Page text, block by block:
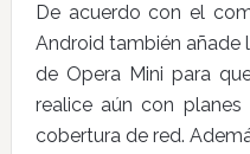
De acuerdo con el
Android también añade
de Opera Mini para
realice aún con
cobertura de red.